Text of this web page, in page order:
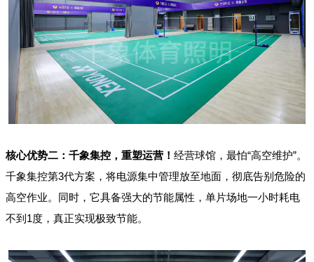
核心优势二： 千象集控，重塑运营！ 经营球馆，最怕“高空维护”。
千象集控第3代方案，将电源集中管理放至地面，彻底告别危险的
高空作业。同时，它具备强大的节能属性，单片场地一小时耗电
不到1度，真正实现极致节能。